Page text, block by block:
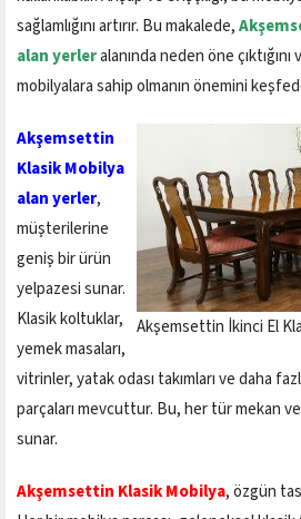
sağlamlığını artırır. Bu makalede,
alan yerleralanında neden öne
mobilyalara sahip olmanın önemini
Akşemsettin İkinci El
Akşemsettin
Klasik Mobilya
alan yerler,
müşterilerine
geniş bir ürün
yelpazesi sunar.
Klasik koltuklar,
yemek masaları,
vitrinler, yatak odası takımları ve daha
parçaları mevcuttur. Bu, her tür mekan
sunar.
Akşemsettin Klasik Mobilya, özgün